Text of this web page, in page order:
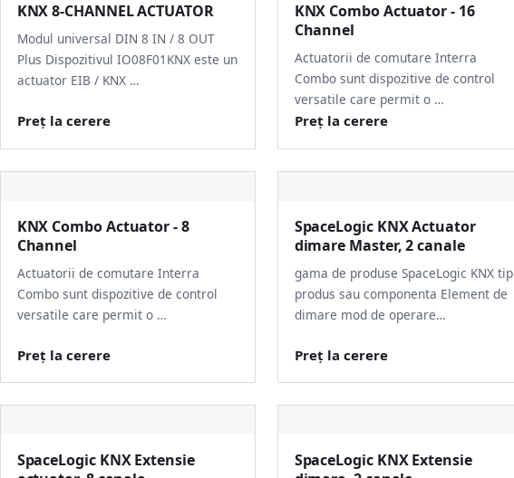
KNX 8-CHANNEL ACTUATOR
Modul universal DIN 8 IN / 8 OUT
Plus Dispozitivul IO08F01KNX este un
actuator EIB / KNX …
Preț la cerere
KNX Combo Actuator - 16
Channel
Actuatorii de comutare Interra
Combo sunt dispozitive de control
versatile care permit o …
Preț la cerere
KNX Combo Actuator - 8
Channel
Actuatorii de comutare Interra
Combo sunt dispozitive de control
versatile care permit o …
Preț la cerere
SpaceLogic KNX Actuator
dimare Master, 2 canale
gama de produse SpaceLogic KNX tip
produs sau componenta Element de
dimare mod de operare…
Preț la cerere
SpaceLogic KNX Extensie
SpaceLogic KNX Extensie